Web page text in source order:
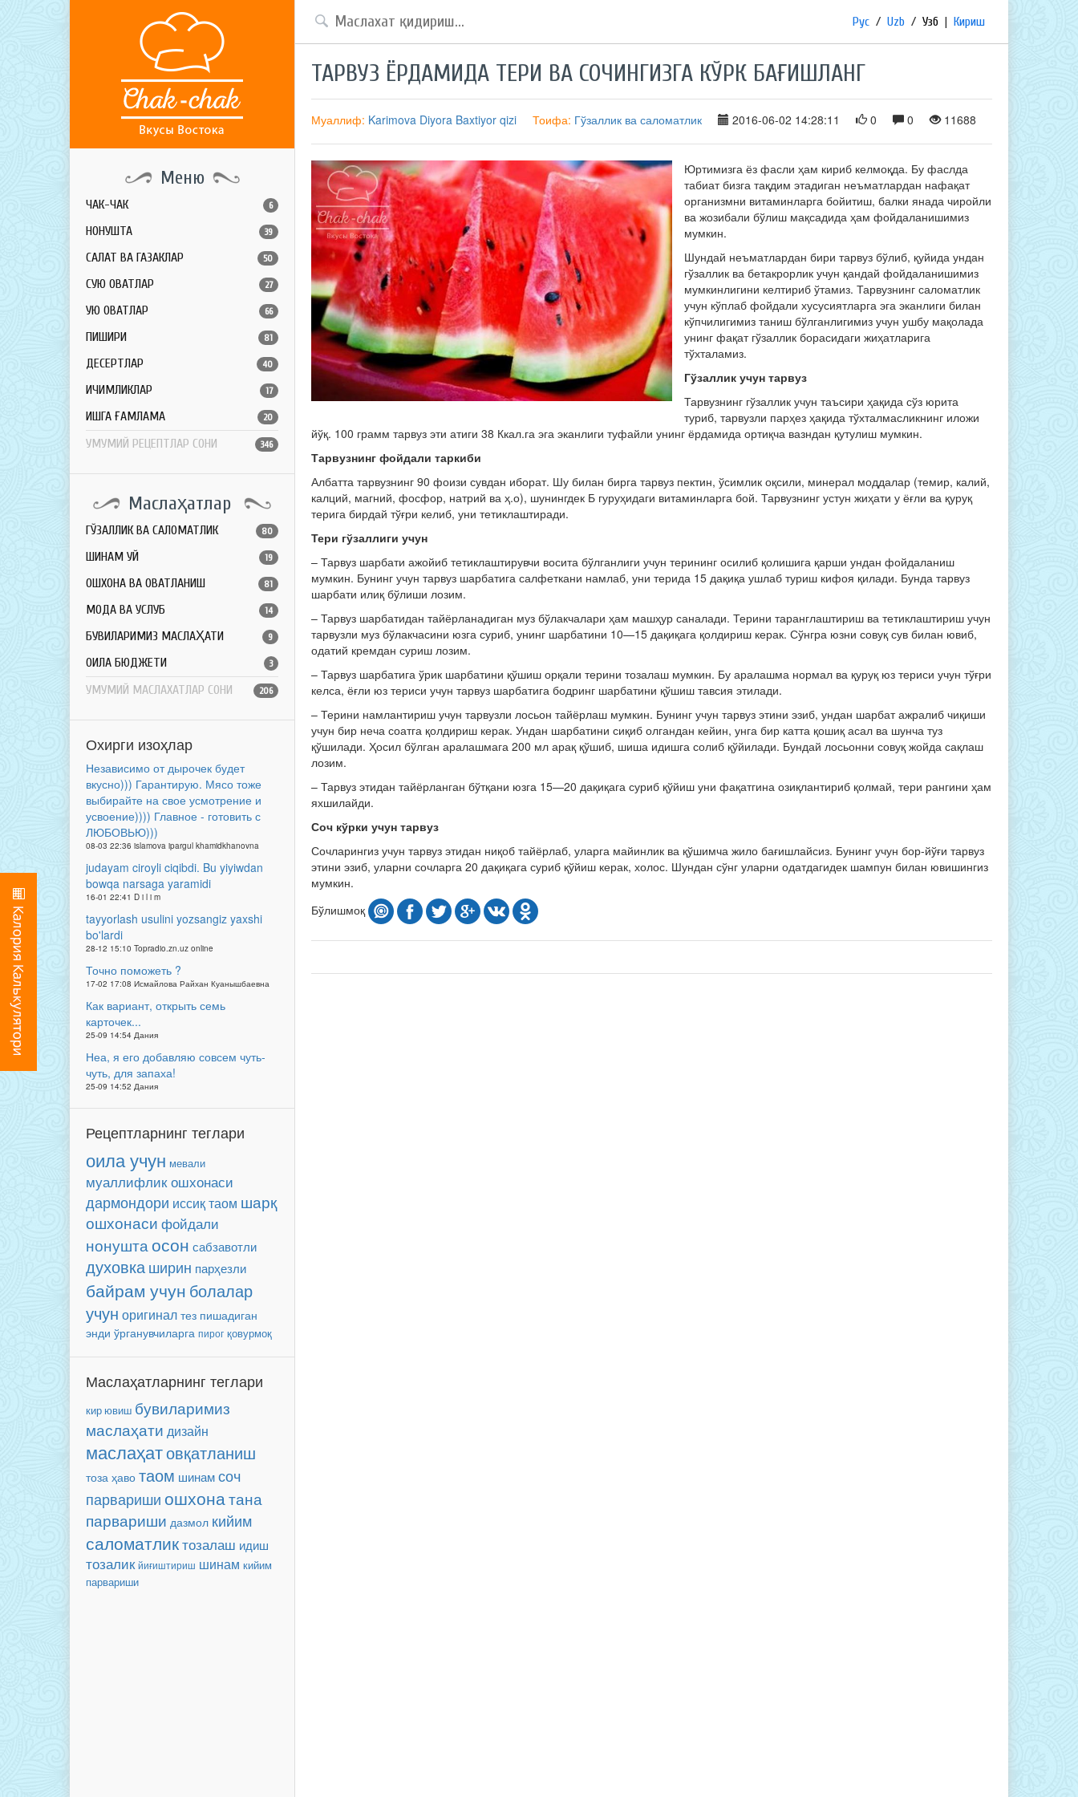
Меню
ЧАК-ЧАК 6
НОНУШТА 39
САЛАТ ВА ГАЗАКЛАР 50
СУЮҚ ОВҚАТЛАР 27
ҚУЮҚ ОВҚАТЛАР 66
ПИШИРИҚ 81
ДЕСЕРТЛАР 40
ИЧИМЛИКЛАР 17
ҚИШГА ҒАМЛАМА 20
УМУМИЙ РЕЦЕПТЛАР СОНИ 346
Маслаҳатлар
ГЎЗАЛЛИК ВА САЛОМАТЛИК 80
ШИНАМ УЙ 19
ОШХОНА ВА ОВҚАТЛАНИШ 81
МОДА ВА УСЛУБ 14
БУВИЛАРИМИЗ МАСЛАҲАТИ 9
ОИЛА БЮДЖЕТИ 3
УМУМИЙ МАСЛАХАТЛАР СОНИ 206
Охирги изоҳлар
Независимо от дырочек будет
вкусно))) Гарантирую. Мясо тоже
выбирайте на свое усмотрение и
усвоение)))) Главное - готовить с
ЛЮБОВЬЮ)))
08-03 22:36 islamova ipargul khamidkhanovna
judayam ciroyli ciqibdi. Bu yiyiwdan
bowqa narsaga yaramidi
16-01 22:41 D i l i m
tayyorlash usulini yozsangiz yaxshi
bo'lardi
28-12 15:10 Topradio.zn.uz online
Точно поможеть ?
17-02 17:08 Исмайлова Райхан Куанышбаевна
Как вариант, открыть семь
карточек...
25-09 14:54 Дания
Неа, я его добавляю совсем чуть-
чуть, для запаха!
25-09 14:52 Дания
Рецептларнинг теглари
оила учун мевали
муаллифлик ошхонаси
дармондори иссиқ таом шарқ
ошхонаси фойдали
нонушта осон сабзавотли
духовкаширин парҳезли
байрам учун болалар
учун оригинал тез пишадиган
энди ўрганувчиларга пирог қовурмоқ
Маслаҳатларнинг теглари
кир ювиш бувиларимиз
маслаҳати дизайн
маслаҳатовқатланиш
тоза ҳаво таом шинамсоч
парвариши ошхонатана
парвариши дазмол кийим
саломатликтозалаш идиш
тозалик йиғиштириш шинам кийим
парвариши
Рус / Uzb / Узб | Кириш
ТАРВУЗ ЁРДАМИДА ТЕРИ ВА СОЧИНГИЗГА КЎРК БАҒИШЛАНГ
Муаллиф: Karimova Diyora Baxtiyor qizi Тоифа: Гўзаллик ва саломатлик 2016-06-02 14:28:11 0 0 11688
Юртимизга ёз фасли ҳам кириб келмоқда. Бу фаслда
табиат бизга тақдим этадиган неъматлардан нафақат
организмни витаминларга бойитиш, балки янада чиройли
ва жозибали бўлиш мақсадида ҳам фойдаланишимиз
мумкин.
Шундай неъматлардан бири тарвуз бўлиб, қуйида ундан
гўзаллик ва бетакрорлик учун қандай фойдаланишимиз
мумкинлигини келтириб ўтамиз. Тарвузнинг саломатлик
учун кўплаб фойдали хусусиятларга эга эканлиги билан
кўпчилигимиз таниш бўлганлигимиз учун ушбу мақолада
унинг фақат гўзаллик борасидаги жиҳатларига
тўхталамиз.
Гўзаллик учун тарвуз
Тарвузнинг гўзаллик учун таъсири ҳақида сўз юрита
туриб, тарвузли парҳез ҳақида тўхталмасликнинг иложи
йўқ. 100 грамм тарвуз эти атиги 38 Ккал.га эга эканлиги туфайли унинг ёрдамида ортиқча вазндан қутулиш мумкин.
Тарвузнинг фойдали таркиби
Албатта тарвузнинг 90 фоизи сувдан иборат. Шу билан бирга тарвуз пектин, ўсимлик оқсили, минерал моддалар (темир, калий,
калций, магний, фосфор, натрий ва ҳ.о), шунингдек Б гуруҳидаги витаминларга бой. Тарвузнинг устун жиҳати у ёғли ва қуруқ
терига бирдай тўғри келиб, уни тетиклаштиради.
Тери гўзаллиги учун
– Тарвуз шарбати ажойиб тетиклаштирувчи восита бўлганлиги учун терининг осилиб қолишига қарши ундан фойдаланиш
мумкин. Бунинг учун тарвуз шарбатига салфеткани намлаб, уни терида 15 дақиқа ушлаб туриш кифоя қилади. Бунда тарвуз
шарбати илиқ бўлиши лозим.
– Тарвуз шарбатидан тайёрланадиган муз бўлакчалари ҳам машҳур саналади. Терини таранглаштириш ва тетиклаштириш учун
тарвузли муз бўлакчасини юзга суриб, унинг шарбатини 10—15 дақиқага қолдириш керак. Сўнгра юзни совуқ сув билан ювиб,
одатий кремдан суриш лозим.
– Тарвуз шарбатига ўрик шарбатини қўшиш орқали терини тозалаш мумкин. Бу аралашма нормал ва қуруқ юз териси учун тўғри
келса, ёғли юз териси учун тарвуз шарбатига бодринг шарбатини қўшиш тавсия этилади.
– Терини намлантириш учун тарвузли лосьон тайёрлаш мумкин. Бунинг учун тарвуз этини эзиб, ундан шарбат ажралиб чиқиши
учун бир неча соатга қолдириш керак. Ундан шарбатини сиқиб олгандан кейин, унга бир катта қошиқ асал ва шунча туз
қўшилади. Ҳосил бўлган аралашмага 200 мл арақ қўшиб, шиша идишга солиб қўйилади. Бундай лосьонни совуқ жойда сақлаш
лозим.
– Тарвуз этидан тайёрланган бўтқани юзга 15—20 дақиқага суриб қўйиш уни фақатгина озиқлантириб қолмай, тери рангини ҳам
яхшилайди.
Соч кўрки учун тарвуз
Сочларингиз учун тарвуз этидан ниқоб тайёрлаб, уларга майинлик ва қўшимча жило бағишлайсиз. Бунинг учун бор-йўғи тарвуз
этини эзиб, уларни сочларга 20 дақиқага суриб қўйиш керак, холос. Шундан сўнг уларни одатдагидек шампун билан ювишингиз
мумкин.
Бўлишмоқ